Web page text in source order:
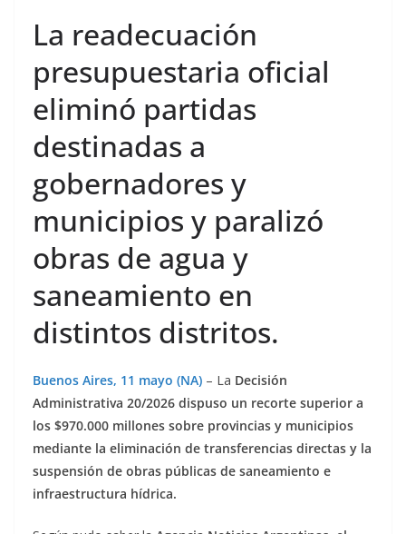
La readecuación
presupuestaria oficial
eliminó partidas
destinadas a
gobernadores y
municipios y paralizó
obras de agua y
saneamiento en
distintos distritos.
Buenos Aires, 11 mayo (NA) – La Decisión
Administrativa 20/2026 dispuso un recorte superior a
los $970.000 millones sobre provincias y municipios
mediante la eliminación de transferencias directas y la
suspensión de obras públicas de saneamiento e
infraestructura hídrica.